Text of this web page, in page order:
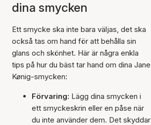
dina smycken
Ett smycke ska inte bara väljas, det ska
också tas om hand för att behålla sin
glans och skönhet. Här är några enkla
tips på hur du bäst tar hand om dina Jane
Kønig-smycken:
Förvaring: Lägg dina smycken i
ett smyckeskrin eller en påse när
du inte använder dem. Det skyddar